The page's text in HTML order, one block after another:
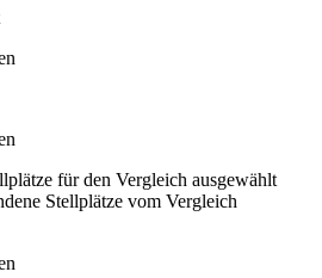
für den Vergleich ausgewählt
Stellplätze vom Vergleich